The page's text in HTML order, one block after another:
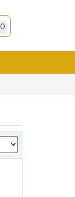
0